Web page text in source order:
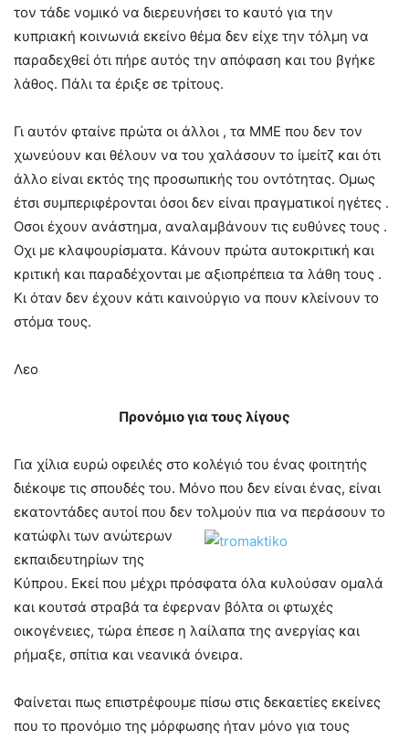
τον τάδε νομικό να διερευνήσει το καυτό για την
κυπριακή κοινωνιά εκείνο θέμα δεν είχε την τόλμη να
παραδεχθεί ότι πήρε αυτός την απόφαση και του βγήκε
λάθος. Πάλι τα έριξε σε τρίτους.
Γι αυτόν φταίνε πρώτα οι άλλοι , τα ΜΜΕ που δεν τον
χωνεύουν και θέλουν να του χαλάσουν το ίμείτζ και ότι
άλλο είναι εκτός της προσωπικής του οντότητας. Ομως
έτσι συμπεριφέρονται όσοι δεν είναι πραγματικοί ηγέτες .
Οσοι έχουν ανάστημα, αναλαμβάνουν τις ευθύνες τους .
Οχι με κλαψουρίσματα. Κάνουν πρώτα αυτοκριτική και
κριτική και παραδέχονται με αξιοπρέπεια τα λάθη τους .
Κι όταν δεν έχουν κάτι καινούργιο να πουν κλείνουν το
στόμα τους.
Λεο
Προνόμιο για τους λίγους
Για χίλια ευρώ οφειλές στο κολέγιό του ένας φοιτητής
διέκοψε τις σπουδές του. Μόνο που δεν είναι ένας, είναι
εκατοντάδες αυτοί που δεν τολμούν πια να περάσουν το
κατώφλι των ανώτερων
εκπαιδευτηρίων της
Κύπρου. Εκεί που μέχρι πρόσφατα όλα κυλούσαν ομαλά
και κουτσά στραβά τα έφερναν βόλτα οι φτωχές
οικογένειες, τώρα έπεσε η λαίλαπα της ανεργίας και
ρήμαξε, σπίτια και νεανικά όνειρα.
Φαίνεται πως επιστρέφουμε πίσω στις δεκαετίες εκείνες
που το προνόμιο της μόρφωσης ήταν μόνο για τους